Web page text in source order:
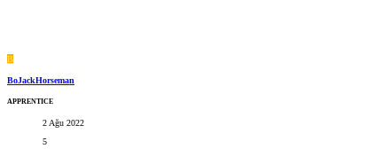
B
BoJackHorseman
APPRENTICE
2 Ağu 2022
5